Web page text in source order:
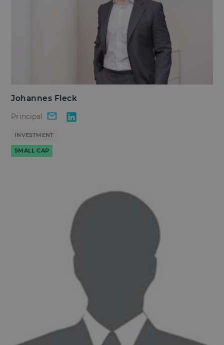
Johannes Fleck
Principal
INVESTMENT
SMALL CAP